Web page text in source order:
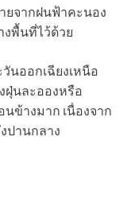
ยจากฝนฟ้าคะนอง
งพื้นที่ไว้ด้วย
นออกเฉียงเหนือ
ฝุ่นละอองหรือ
ข้างมาก เนื่องจาก
ปานกลาง